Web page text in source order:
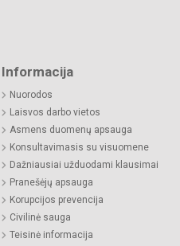
Informacija
Nuorodos
Laisvos darbo vietos
Asmens duomenų apsauga
Konsultavimasis su visuomene
Dažniausiai užduodami klausimai
Pranešėjų apsauga
Korupcijos prevencija
Civilinė sauga
Teisinė informacija